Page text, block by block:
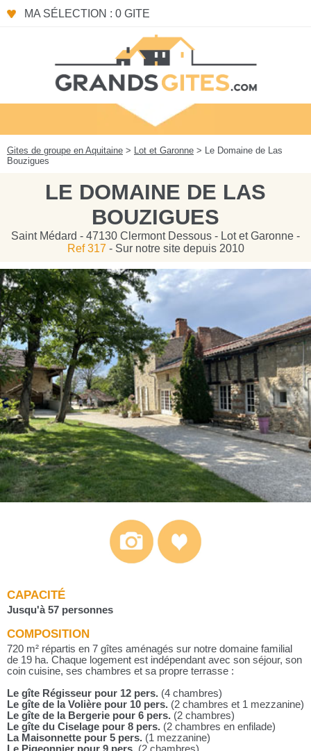
MA SÉLECTION : 0 GITE
Gites de groupe en Aquitaine > Lot et Garonne > Le Domaine de Las
Bouzigues
LE DOMAINE DE LAS
BOUZIGUES
Saint Médard - 47130 Clermont Dessous - Lot et Garonne -
Ref 317 - Sur notre site depuis 2010
CAPACITÉ
Jusqu'à 57 personnes
COMPOSITION
720 m² répartis en 7 gîtes aménagés sur notre domaine familial
de 19 ha. Chaque logement est indépendant avec son séjour, son
coin cuisine, ses chambres et sa propre terrasse :
Le gîte Régisseur pour 12 pers. (4 chambres)
Le gîte de la Volière pour 10 pers. (2 chambres et 1 mezzanine)
Le gîte de la Bergerie pour 6 pers. (2 chambres)
Le gîte du Ciselage pour 8 pers. (2 chambres en enfilade)
La Maisonnette pour 5 pers. (1 mezzanine)
Le Pigeonnier pour 9 pers. (2 chambres)
Panneau de gestion des cookies